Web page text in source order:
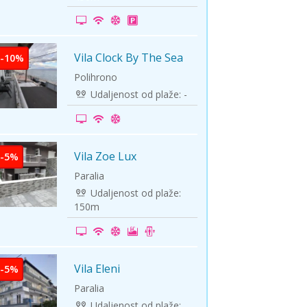
Solun polazak iz Niša
Temišvar polazak iz Niša
-10% Vila Clock By The Sea
Polihrono
Udaljenost od plaže: -
-5% Vila Zoe Lux
Paralia
Udaljenost od plaže:
150m
-5% Vila Eleni
Paralia